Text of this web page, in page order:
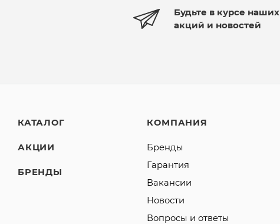
Будьте в курсе наших
акций и новостей
КАТАЛОГ
АКЦИИ
БРЕНДЫ
КОМПАНИЯ
Бренды
Гарантия
Вакансии
Новости
Вопросы и ответы